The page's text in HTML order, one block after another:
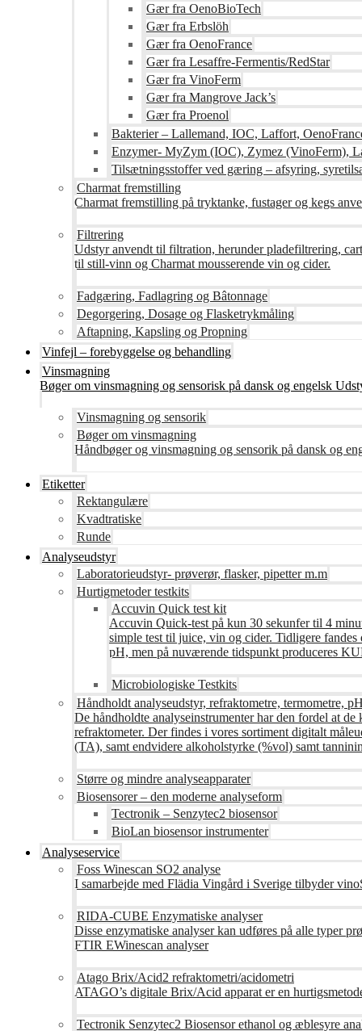
Gær fra OenoBioTech
Gær fra Erbslöh
Gær fra OenoFrance
Gær fra Lesaffre-Fermentis/RedStar
Gær fra VinoFerm
Gær fra Mangrove Jack’s
Gær fra Proenol
Bakterier – Lallemand, IOC, Laffort,
Enzymer- MyZym (IOC), Zymez (VinoFerm),
Tilsætningsstoffer ved gæring – afsyring,
Charmat fremstilling
Charmat fremstilling på tryktanke, fustager og kegs
Filtrering
Udstyr anvendt til filtration, herunder pladefiltrering,
til still-vinn og Charmat mousserende vin og cider.
Fadgæring, Fadlagring og Bâtonnage
Degorgering, Dosage og Flasketrykmåling
Aftapning, Kapsling og Propning
Vinfejl – forebyggelse og behandling
Vinsmagning
Bøger om vinsmagning og sensorisk på dansk og engelsk
Vinsmagning og sensorik
Bøger om vinsmagning
Håndbøger og vinsmagning og sensorik på dansk og
Etiketter
Rektangulære
Kvadtratiske
Runde
Analyseudstyr
Laboratorieudstyr- prøverør, flasker, pipetter m.m
Hurtigmetoder testkits
Accuvin Quick test kit
Accuvin Quick-test på kun 30 sekunfer til 4
simple test til juice, vin og cider. Tidligere
pH, men på nuværende tidspunkt produceres
Microbiologiske Testkits
Håndholdt analyseudstyr, refraktometre, termometre,
De håndholdte analyseinstrumenter har den fordel at
refraktometer. Der findes i vores sortiment digitalt
(TA), samt endvidere alkoholstyrke (%vol) samt
Større og mindre analyseapparater
Biosensorer – den moderne analyseform
Tectronik – Senzytec2 biosensor
BioLan biosensor instrumenter
Analyseservice
Foss Winescan SO2 analyse
I samarbejde med Flädia Vingård i Sverige tilbyder
RIDA-CUBE Enzymatiske analyser
Disse enzymatiske analyser kan udføres på alle typer
FTIR EWinescan analyser
Atago Brix/Acid2 refraktometri/acidometri
ATAGO’s digitale Brix/Acid apparat er en
Tectronik Senzytec2 Biosensor ethanol og æblesyre